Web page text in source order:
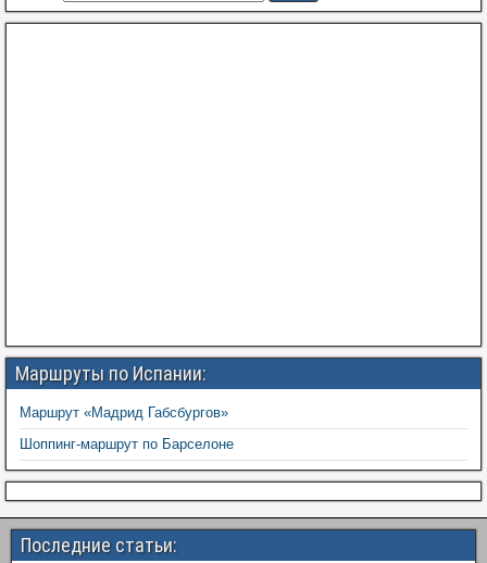
Маршруты по Испании:
Маршрут «Мадрид Габсбургов»
Шоппинг-маршрут по Барселоне
Последние статьи: